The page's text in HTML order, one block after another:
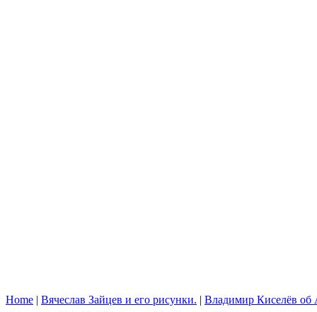
Home | Вячеслав Зайцев и его рисунки. | Владимир Киселёв об